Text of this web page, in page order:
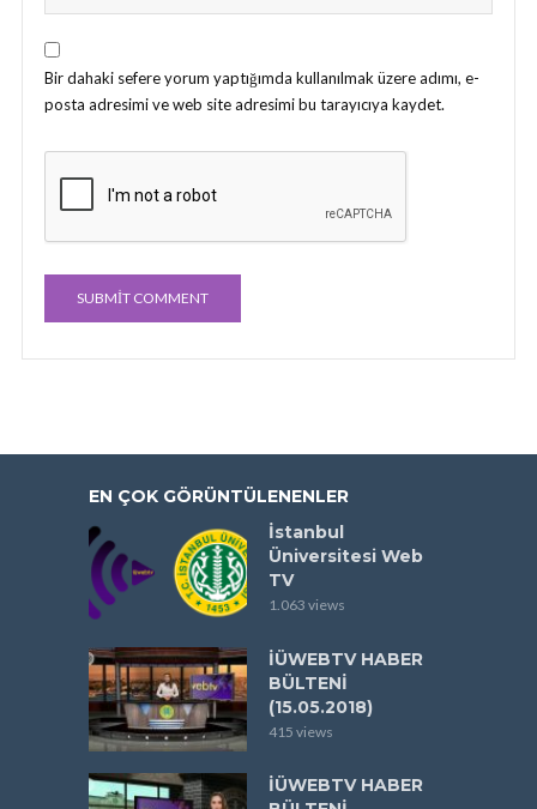
Bir dahaki sefere yorum yaptığımda kullanılmak üzere adımı, e-
posta adresimi ve web site adresimi bu tarayıcıya kaydet.
EN ÇOK GÖRÜNTÜLENENLER
İstanbul
Üniversitesi Web
TV
1.063 views
İÜWEBTV HABER
BÜLTENİ
(15.05.2018)
415 views
İÜWEBTV HABER